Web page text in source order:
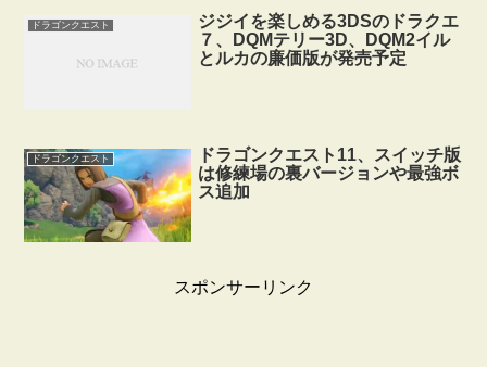
ドラゴンクエスト
ジジイを楽しめる3DSのドラクエ
７、DQMテリー3D、DQM2イル
とルカの廉価版が発売予定
ドラゴンクエスト
ドラゴンクエスト11、スイッチ版
は修練場の裏バージョンや最強ボ
ス追加
スポンサーリンク